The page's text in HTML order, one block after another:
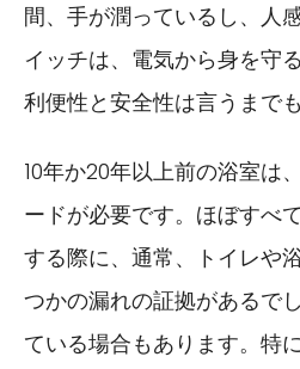
間、手が潤っているし、人
イッチは、電気から身を守
利便性と安全性は言うまでも
10年か20年以上前の浴室は
ードが必要です。ほぼすべ
する際に、通常、トイレや
つかの漏れの証拠があるで
ている場合もあります。特